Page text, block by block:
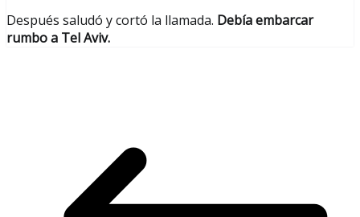
Después saludó y cortó la llamada. Debía embarcar
rumbo a Tel Aviv.